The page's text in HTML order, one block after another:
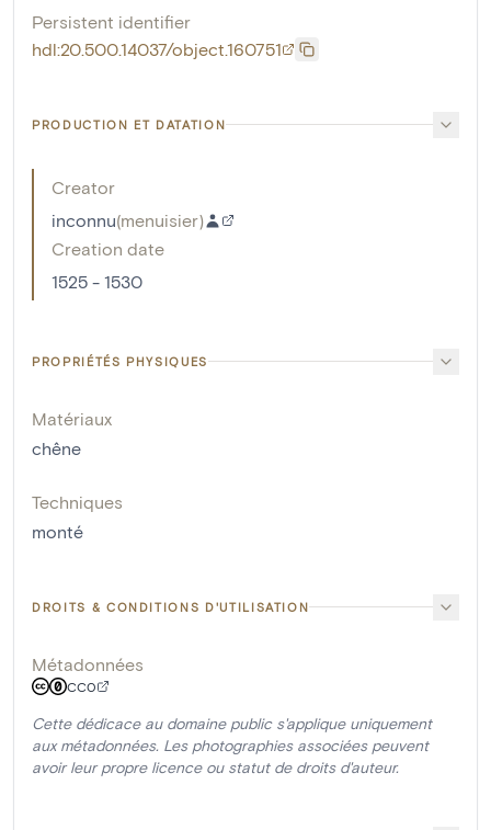
Persistent identifier
hdl:20.500.14037/object.160751
PRODUCTION ET DATATION
Creator
inconnu(menuisier)
Creation date
1525 - 1530
PROPRIÉTÉS PHYSIQUES
Matériaux
chêne
Techniques
monté
DROITS & CONDITIONS D'UTILISATION
Métadonnées
CC0
Cette dédicace au domaine public s'applique uniquement
aux métadonnées. Les photographies associées peuvent
avoir leur propre licence ou statut de droits d'auteur.